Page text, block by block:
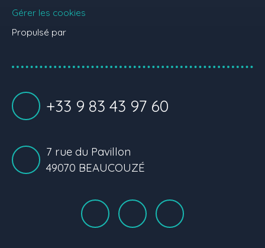
Gérer les cookies
Propulsé par
+33 9 83 43 97 60
7 rue du Pavillon
49070 BEAUCOUZÉ